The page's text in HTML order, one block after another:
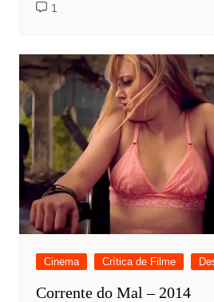
1
Cinema Crítica de Filme
Corrente do Mal – 2014